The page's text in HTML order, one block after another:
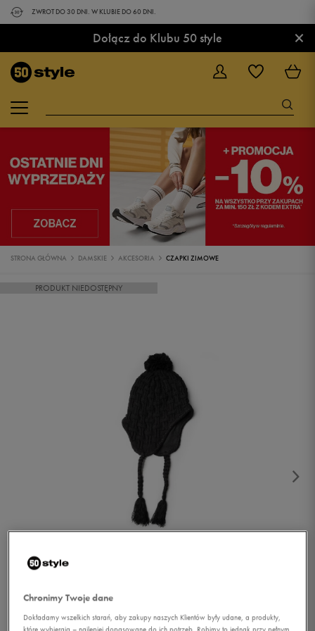
ZWROT DO 30 DNI. W KLUBIE DO 60 DNI.
Dołącz do Klubu 50 style ×
STRONA GŁÓWNA DAMSKIE AKCESORIA CZAPKI ZIMOWE
PRODUKT NIEDOSTĘPNY
Chronimy Twoje dane
Dokładamy wszelkich starań, aby zakupy naszych Klientów były udane, a produkty,
które wybierają – najlepiej dopasowane do ich potrzeb. Robimy to jednak przy pełnym